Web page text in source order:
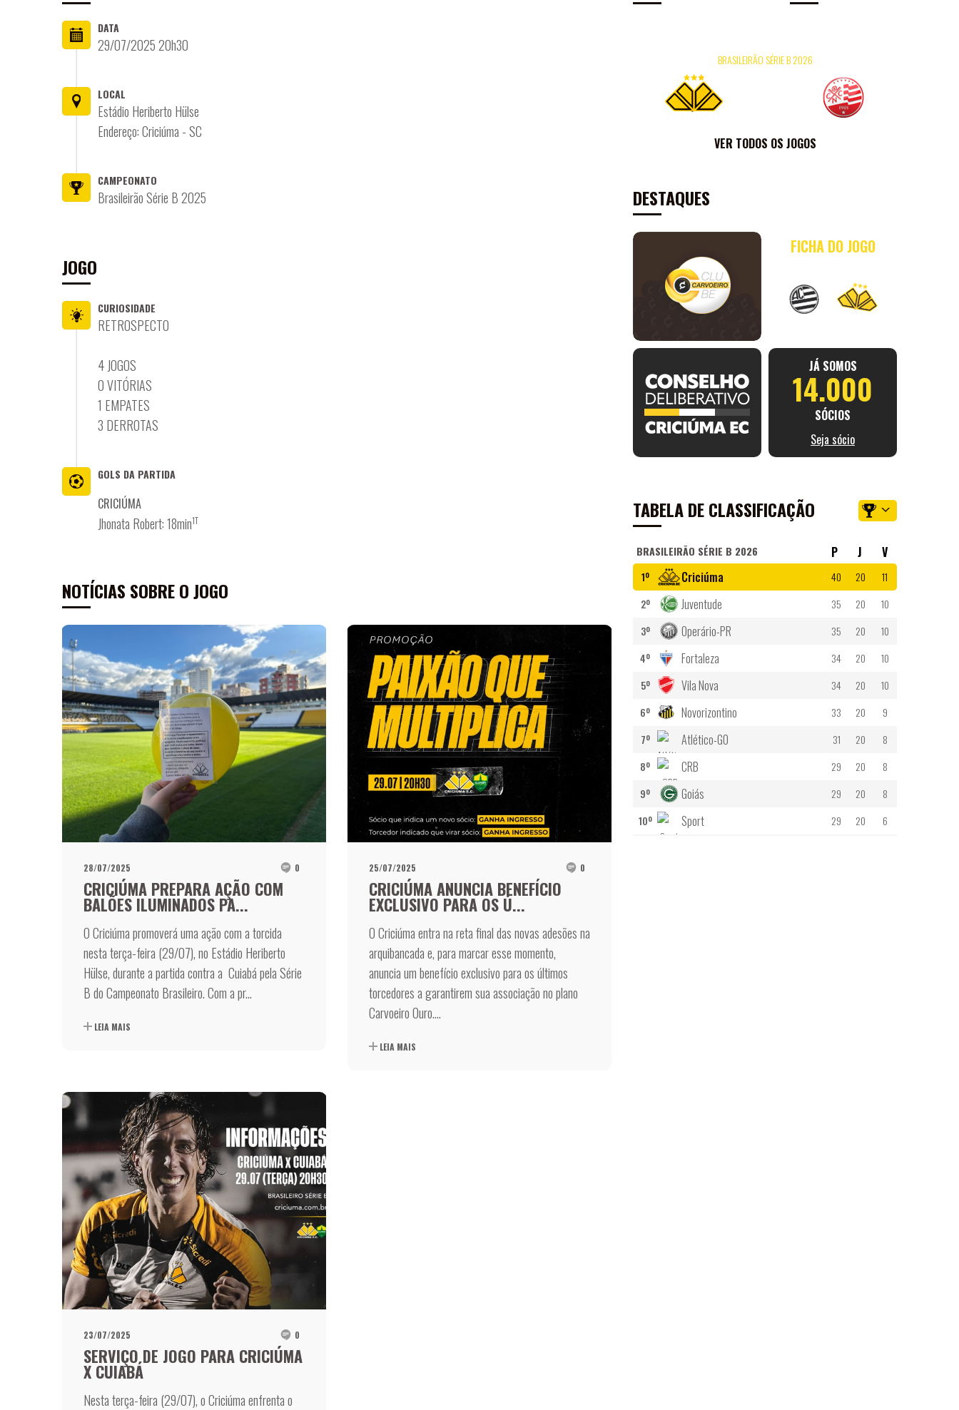
DATA
29/07/2025 20h30
LOCAL
Estádio Heriberto Hülse
Endereço: Criciúma - SC
CAMPEONATO
Brasileirão Série B 2025
JOGO
CURIOSIDADE
RETROSPECTO
4 JOGOS
0 VITÓRIAS
1 EMPATES
3 DERROTAS
GOLS DA PARTIDA
CRICIÚMA
Jhonata Robert: 18min1T
NOTÍCIAS SOBRE O JOGO
28/07/2025 0
CRICIÚMA PREPARA AÇÃO COM
BALÕES ILUMINADOS PA...
O Criciúma promoverá uma ação com a torcida
nesta terça-feira (29/07), no Estádio Heriberto
Hülse, durante a partida contra a Cuiabá pela Série
B do Campeonato Brasileiro. Com a pr...
LEIA MAIS
25/07/2025 0
CRICIÚMA ANUNCIA BENEFÍCIO
EXCLUSIVO PARA OS Ú...
O Criciúma entra na reta final das novas adesões na
arquibancada e, para marcar esse momento,
anuncia um benefício exclusivo para os últimos
torcedores a garantirem sua associação no plano
Carvoeiro Ouro....
LEIA MAIS
23/07/2025 0
SERVIÇO DE JOGO PARA CRICIÚMA
X CUIABÁ
Nesta terça-feira (29/07), o Criciúma enfrenta o
BRASILEIRÃO SÉRIE B 2026
VER TODOS OS JOGOS
DESTAQUES
FICHA DO JOGO
JÁ SOMOS
14.000
SÓCIOS
Seja sócio
TABELA DE CLASSIFICAÇÃO
BRASILEIRÃO SÉRIE B 2026 P J V
1º Criciúma 40 20
11
2º
Juventude 35 20
10
3º
Operário-PR 35 20
10
4º
Fortaleza 34 20
10
5º
Vila Nova 34 20
10
6º
Novorizontino 33 20
9
7º
Atlético-GO 31 20
8
8º
CRB 29 20
8
9º
Goiás 29 20
8
10º
Sport 29 20
6